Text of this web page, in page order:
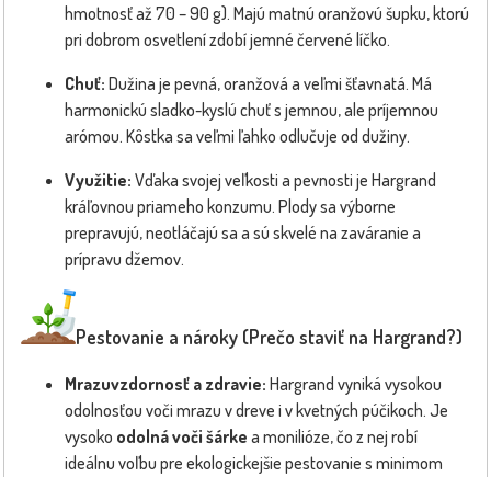
hmotnosť až 70 – 90 g). Majú matnú oranžovú šupku, ktorú
pri dobrom osvetlení zdobí jemné červené líčko.
Chuť: Dužina je pevná, oranžová a veľmi šťavnatá. Má
harmonickú sladko-kyslú chuť s jemnou, ale príjemnou
arómou. Kôstka sa veľmi ľahko odlučuje od dužiny.
Využitie: Vďaka svojej veľkosti a pevnosti je Hargrand
kráľovnou priameho konzumu. Plody sa výborne
prepravujú, neotláčajú sa a sú skvelé na zaváranie a
prípravu džemov.
Pestovanie a nároky (Prečo staviť na Hargrand?)
Mrazuvzdornosť a zdravie: Hargrand vyniká vysokou
odolnosťou voči mrazu v dreve i v kvetných púčikoch. Je
vysoko odolná voči šárke a monilióze, čo z nej robí
ideálnu voľbu pre ekologickejšie pestovanie s minimom